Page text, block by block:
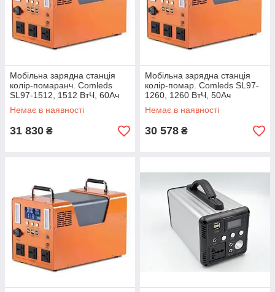
Мобільна зарядна станція
колір-помаранч. Comleds
SL97-1512, 1512 ВтЧ, 60Ач
Li-Ion, 1500 Вт (CLET2500-
SL97-1512)
Немає в наявності
31 830 ₴
Мобільна зарядна станція
колір-помар. Comleds SL97-
1260, 1260 ВтЧ, 50Ач
LiFePO4, 1500 Вт
(CLET2500-SL97-1260)
Немає в наявності
30 578 ₴